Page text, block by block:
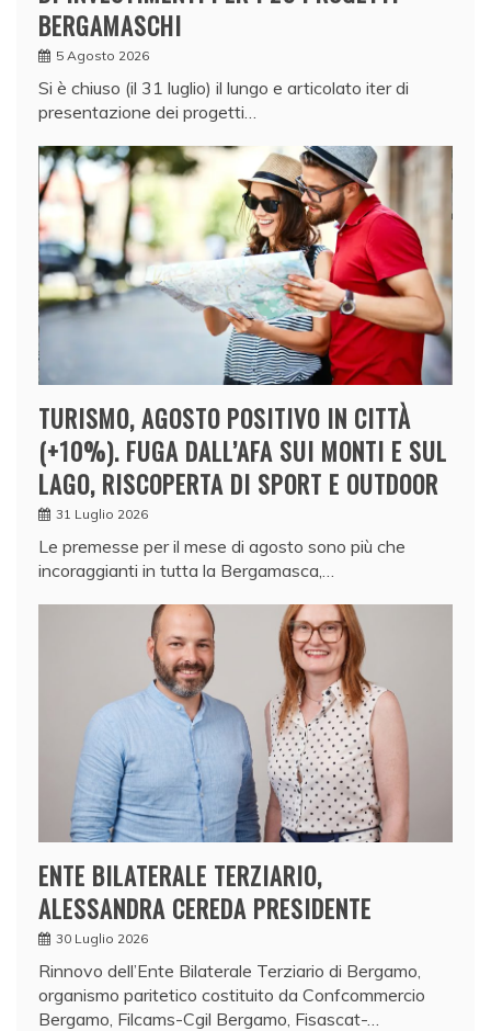
BERGAMASCHI
5 Agosto 2026
Si è chiuso (il 31 luglio) il lungo e articolato iter di
presentazione dei progetti…
TURISMO, AGOSTO POSITIVO IN CITTÀ
(+10%). FUGA DALL’AFA SUI MONTI E SUL
LAGO, RISCOPERTA DI SPORT E OUTDOOR
31 Luglio 2026
Le premesse per il mese di agosto sono più che
incoraggianti in tutta la Bergamasca,…
ENTE BILATERALE TERZIARIO,
ALESSANDRA CEREDA PRESIDENTE
30 Luglio 2026
Rinnovo dell’Ente Bilaterale Terziario di Bergamo,
organismo paritetico costituito da Confcommercio
Bergamo, Filcams-Cgil Bergamo, Fisascat-…